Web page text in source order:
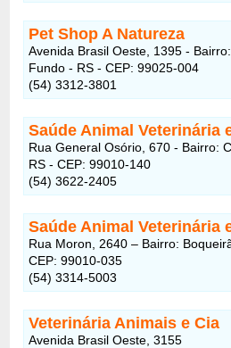
Pet Shop A Natureza
Avenida Brasil Oeste, 1395 -
Fundo - RS - CEP: 99025-004
(54) 3312-3801
Saúde Animal Veterinária
Rua General Osório, 670 - Bairro:
RS - CEP: 99010-140
(54) 3622-2405
Saúde Animal Veterinária
Rua Moron, 2640 – Bairro:
CEP: 99010-035
(54) 3314-5003
Veterinária Animais e Cia
Avenida Brasil Oeste, 3155